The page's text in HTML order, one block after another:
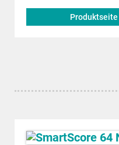
Produktseite